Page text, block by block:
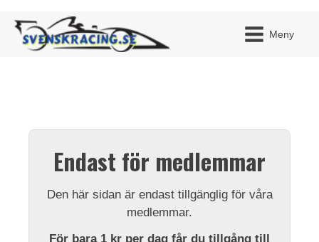
Meny
Endast för medlemmar
Den här sidan är endast tillgänglig för våra
medlemmar.
För bara 1 kr per dag får du tillgång till